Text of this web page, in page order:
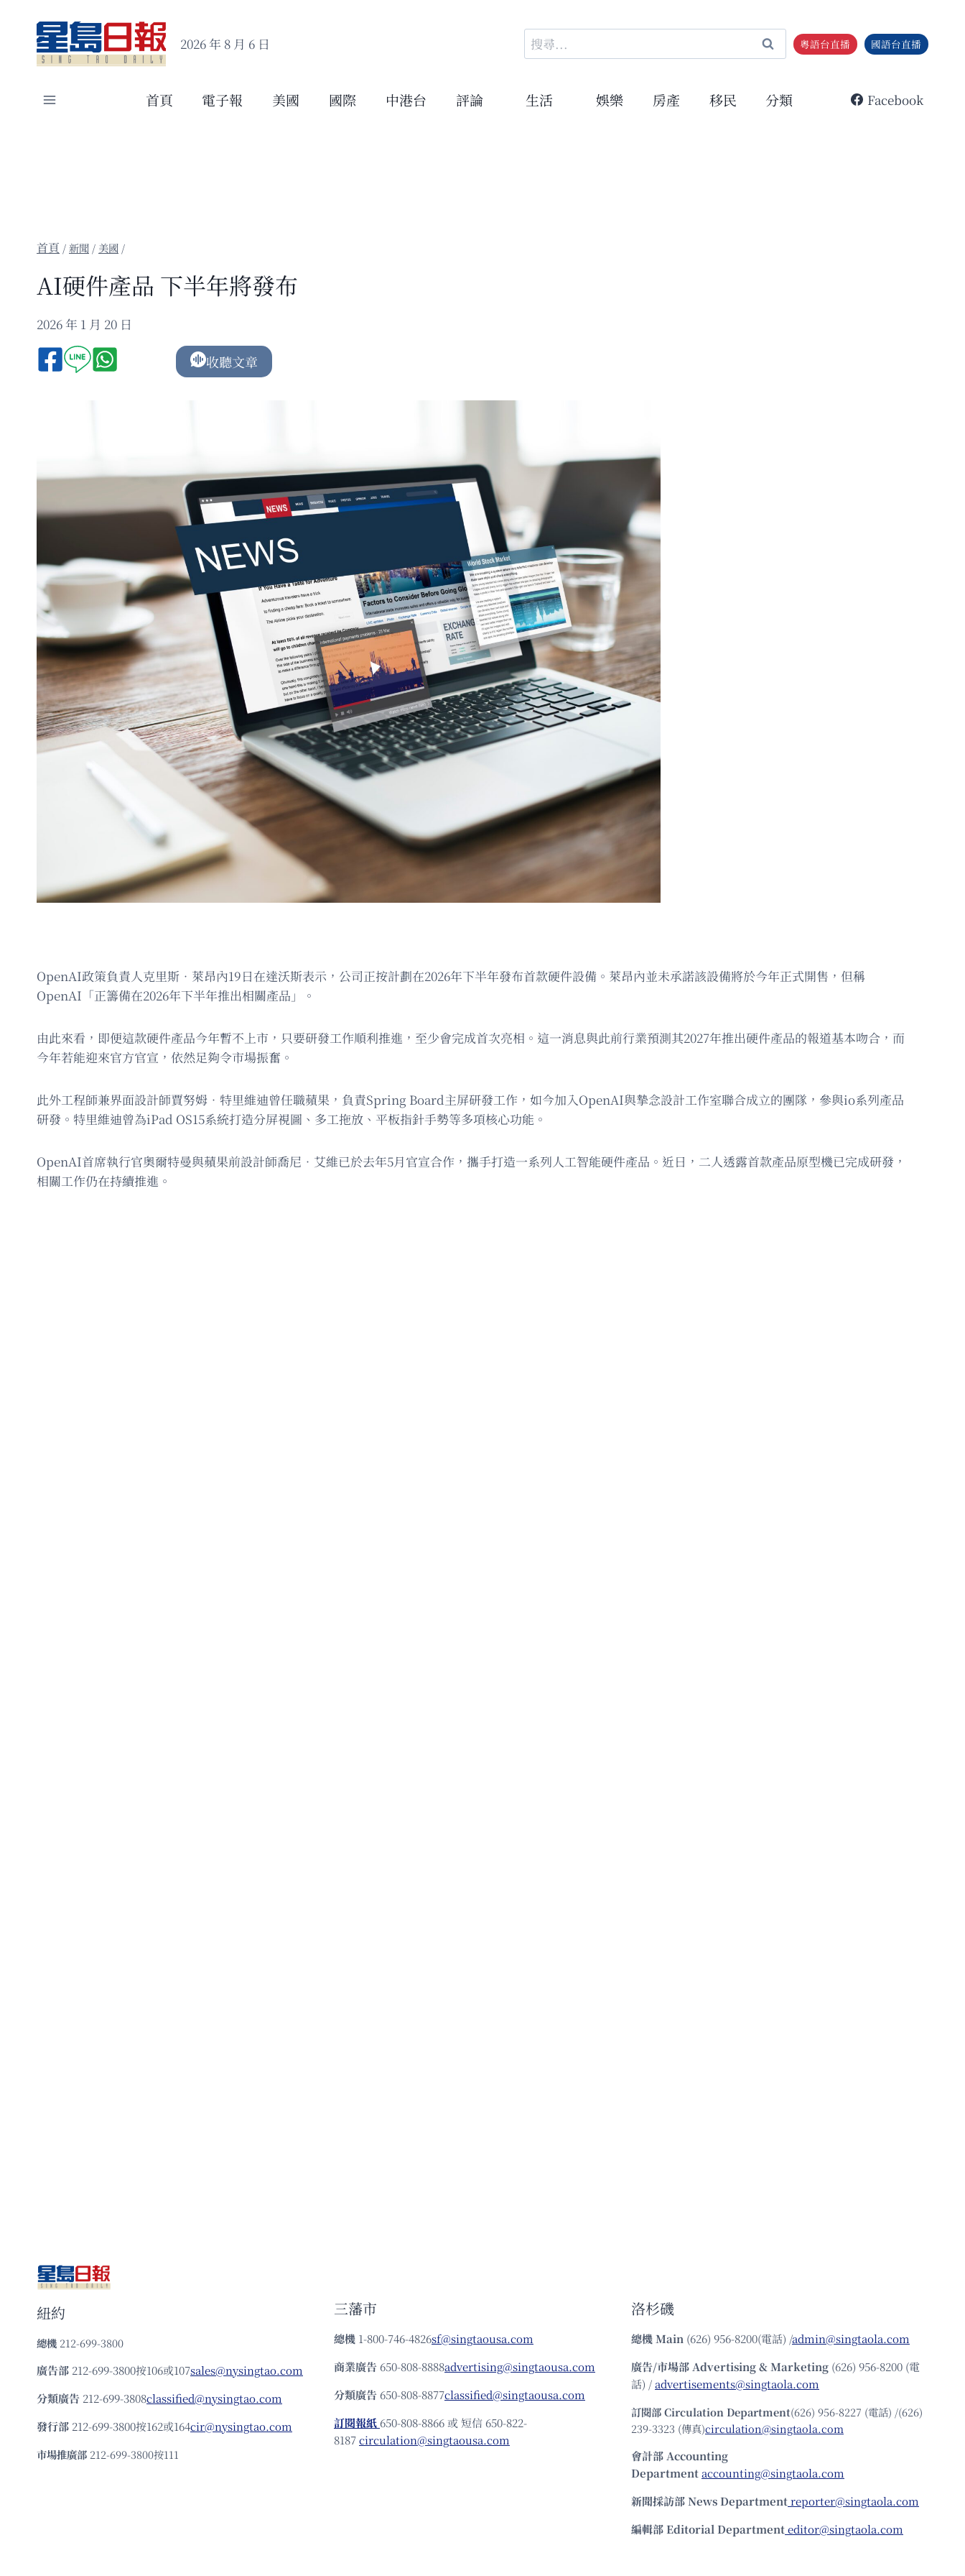
content
2026 年 8 月 6 日
搜
尋
鍵
粵語台直播 國語台直播
首頁 電子報 美國 國際 中港台 評論 生活 娛樂 房產 移民 分類 Facebook
/新聞 / 美國 /
AI硬件產品 下半年將發布
2026 年 1 月 20 日
收聽文章
OpenAI政策負責人克里斯．萊昂內19日在達沃斯表示，公司正按計劃在2026年下半年發布首款硬件設備。萊昂內並未承諾該設備將於今年正式開售，但稱
OpenAI「正籌備在2026年下半年推出相關產品」。
由此來看，即便這款硬件產品今年暫不上市，只要研發工作順利推進，至少會完成首次亮相。這一消息與此前行業預測其2027年推出硬件產品的報道基本吻合，而
今年若能迎來官方官宣，依然足夠令市場振奮。
此外工程師兼界面設計師賈努姆．特里維迪曾任職蘋果，負責Spring Board主屏研發工作，如今加入OpenAI與摯念設計工作室聯合成立的團隊，參與io系列產品
研發。特里維迪曾為iPad OS15系統打造分屏視圖、多工拖放、平板指針手勢等多項核心功能。
OpenAI首席執行官奧爾特曼與蘋果前設計師喬尼．艾維已於去年5月官宣合作，攜手打造一系列人工智能硬件產品。近日，二人透露首款產品原型機已完成研發，
相關工作仍在持續推進。
紐約
總機 212-699-3800
廣告部 212-699-3800按106或107sales@nysingtao.com
分類廣告 212-699-3808classified@nysingtao.com
發⾏部 212-699-3800按162或164cir@nysingtao.com
市場推廣部 212-699-3800按111
三藩市
總機 1-800-746-4826sf@singtaousa.com
商業廣告 650-808-8888advertising@singtaousa.com
分類廣告 650-808-8877classified@singtaousa.com
訂閱報紙 650-808-8866 或 短信 650-822-
8187circulation@singtaousa.com
洛杉磯
總機Main (626) 956-8200(電話) /admin@singtaola.com
廣告/市場部Advertising & Marketing (626) 956-8200 (電
話) /advertisements@singtaola.com
訂閱部 Circulation Department(626) 956-8227 (電話) /(626)
239-3323 (傳真)circulation@singtaola.com
會計部 Accounting
Departmentaccounting@singtaola.com
新聞採訪部 News Departmentreporter@singtaola.com
編輯部 Editorial Departmenteditor@singtaola.com